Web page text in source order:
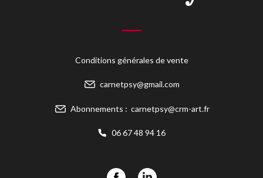
Conditions générales de vente
carnetpsy@gmail.com
Abonnements : carnetpsy@crm-art.fr
06 67 48 94 16